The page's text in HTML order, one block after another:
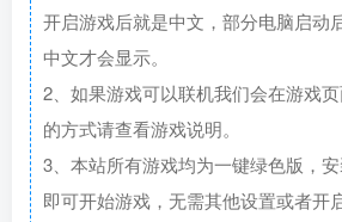
开启游戏后就是中文，部分电脑启动
中文才会显示。
2、如果游戏可以联机我们会在游戏
的方式请查看游戏说明。
3、本站所有游戏均为一键绿色版，
即可开始游戏，无需其他设置或者开